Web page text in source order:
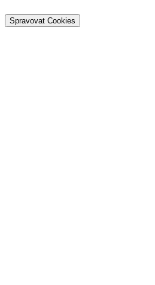
Spravovat Cookies